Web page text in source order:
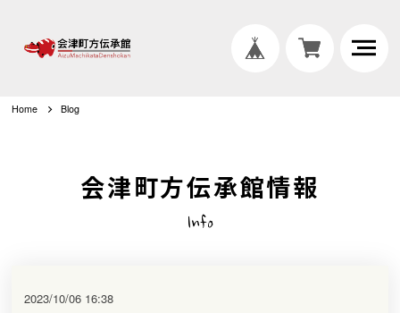
Home Blog
会津町方伝承館情報
Info
2023/10/06 16:38